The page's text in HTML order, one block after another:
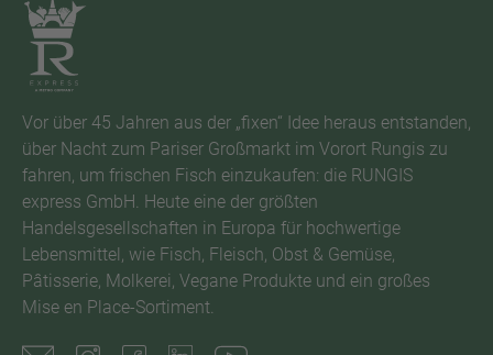
Vor über 45 Jahren aus der „fixen“ Idee heraus entstanden,
über Nacht zum Pariser Großmarkt im Vorort Rungis zu
fahren, um frischen Fisch einzukaufen: die RUNGIS
express GmbH. Heute eine der größten
Handelsgesellschaften in Europa für hochwertige
Lebensmittel, wie Fisch, Fleisch, Obst & Gemüse,
Pâtisserie, Molkerei, Vegane Produkte und ein großes
Mise en Place-Sortiment.